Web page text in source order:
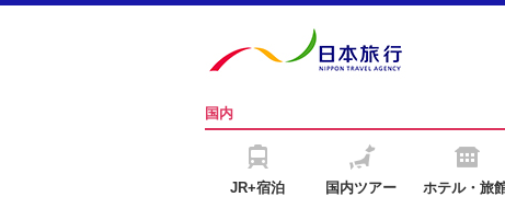
国内
JR+宿泊 国内ツアー ホテル・旅